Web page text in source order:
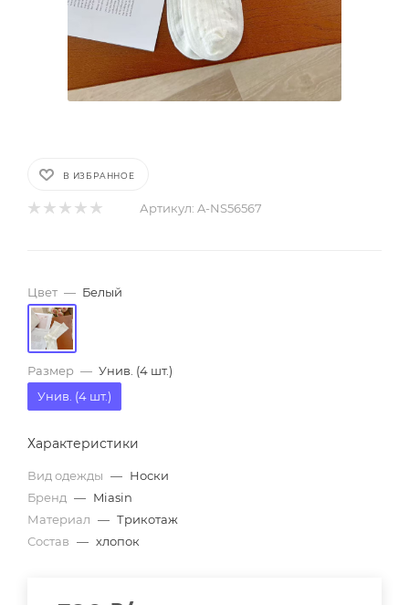
В ИЗБРАННОЕ
Артикул: A-NS56567
Цвет — Белый
Размер — Унив. (4 шт.)
Унив. (4 шт.)
Характеристики
Вид одежды — Носки
Бренд — Miasin
Материал — Трикотаж
Состав — хлопок